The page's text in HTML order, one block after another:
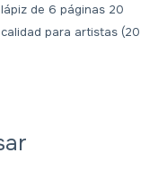
de 6 páginas 20
para artistas (20